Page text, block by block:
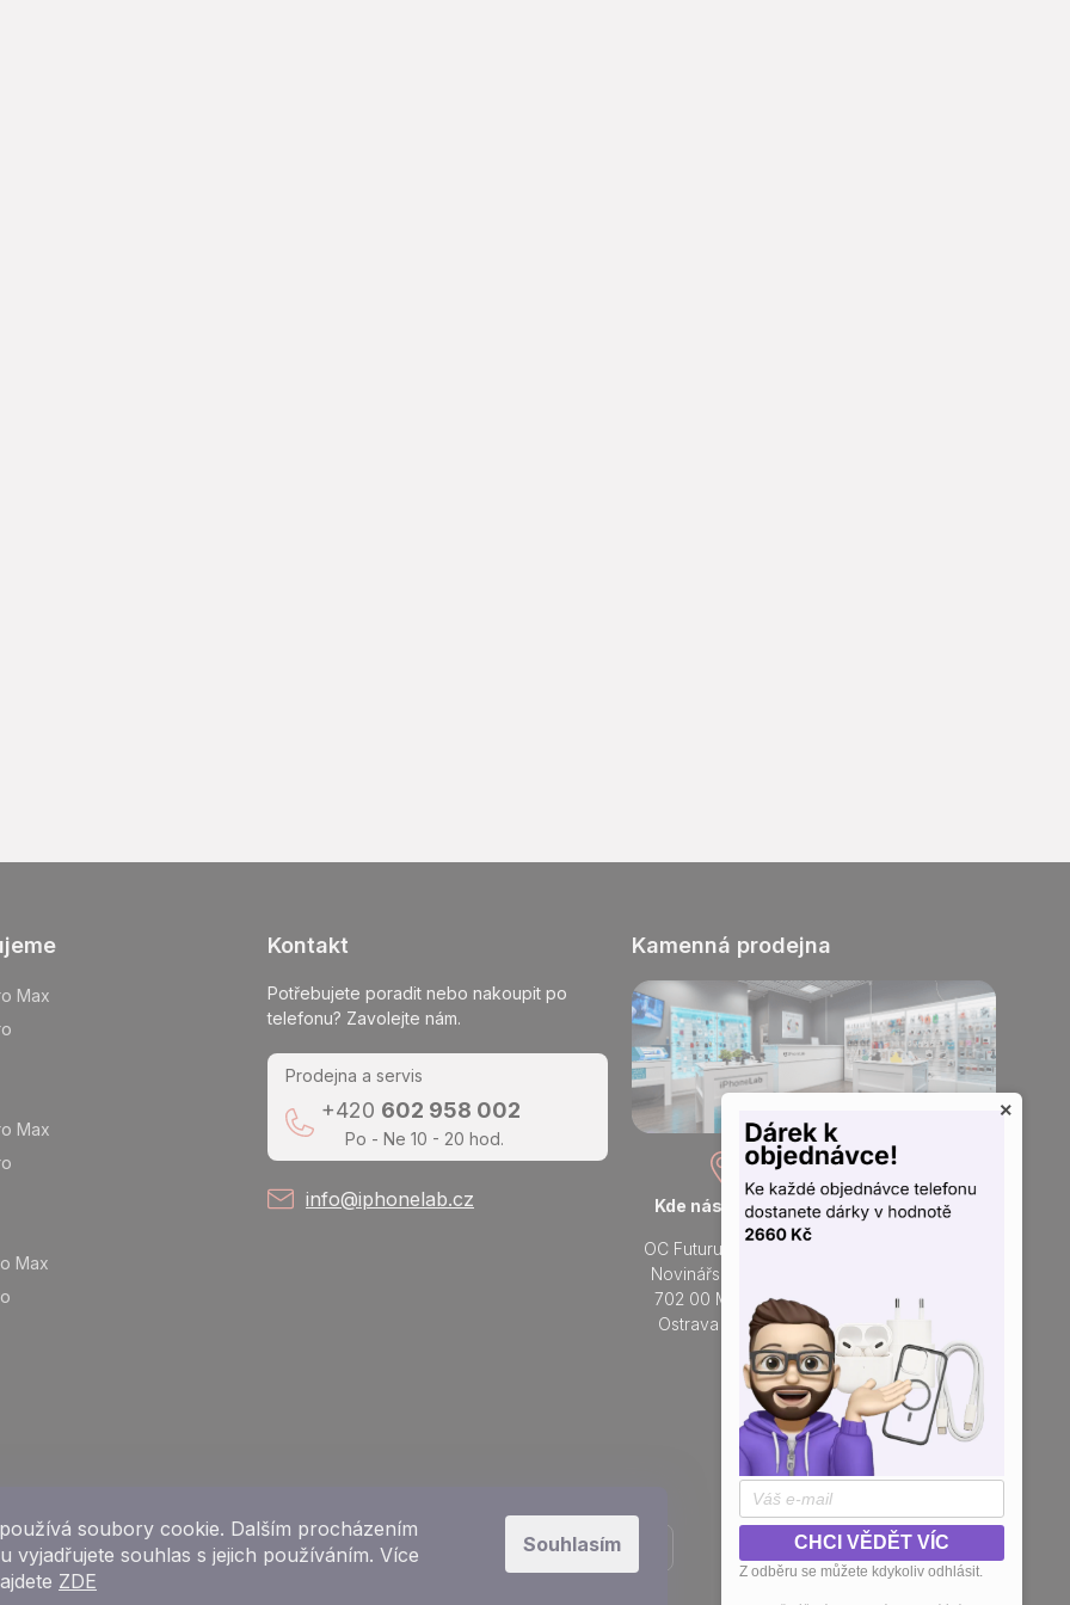
soubory cookie. Dalším procházením
vyjadřujete souhlas s jejich používáním. Více
ZDE
Souhlasím
Max
Max
Max
Kontakt
Potřebujete poradit nebo nakoupit po
telefonu? Zavolejte nám.
Prodejna a servis
+420 602 958 002
Po - Ne 10 - 20 hod.
info@iphonelab.cz
Kamenná prodejna
Kde nás najdete
OC Futurum Ostrava
Novinářská 3178/6
702 00 Moravská
Ostrava a Přívoz
Otevřeno každý den
Do prodejny
Přidejte se k nám na sítích
×
CHCI VĚDĚT VÍC
Z odběru se můžete kdykoliv odhlásit.